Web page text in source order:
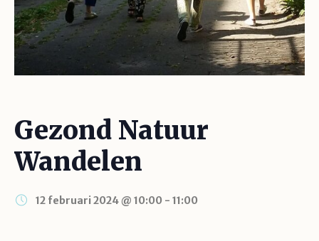
Gezond Natuur
Wandelen
12 februari 2024 @ 10:00 - 11:00